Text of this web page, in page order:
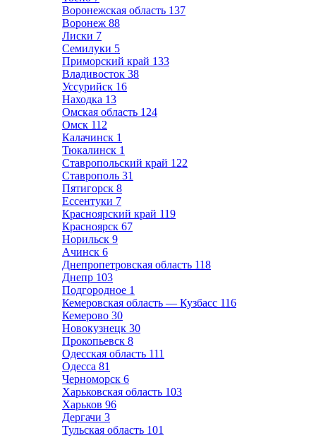
Воронежская область 137
Воронеж 88
Лиски 7
Семилуки 5
Приморский край 133
Владивосток 38
Уссурийск 16
Находка 13
Омская область 124
Омск 112
Калачинск 1
Тюкалинск 1
Ставропольский край 122
Ставрополь 31
Пятигорск 8
Ессентуки 7
Красноярский край 119
Красноярск 67
Норильск 9
Ачинск 6
Днепропетровская область 118
Днепр 103
Подгородное 1
Кемеровская область — Кузбасс 116
Кемерово 30
Новокузнецк 30
Прокопьевск 8
Одесская область 111
Одесса 81
Черноморск 6
Харьковская область 103
Харьков 96
Дергачи 3
Тульская область 101